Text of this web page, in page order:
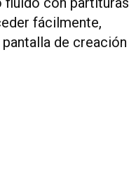
fácilmente,
de creación